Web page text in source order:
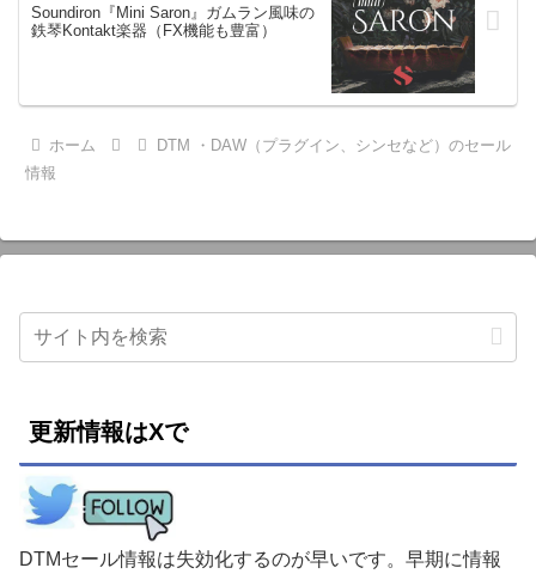
Soundiron『Mini Saron』ガムラン風味の
鉄琴Kontakt楽器（FX機能も豊富）
ホーム
DTM ・DAW（プラグイン、シンセなど）のセール
情報
更新情報はXで
DTMセール情報は失効化するのが早いです。早期に情報